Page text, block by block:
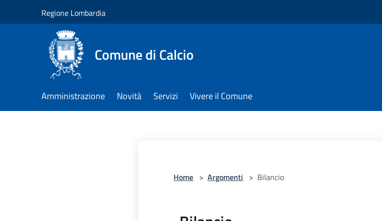
Regione Lombardia
Comune di Calcio
Amministrazione Novità Servizi Vivere il Comune
Home > Argomenti > Bilancio